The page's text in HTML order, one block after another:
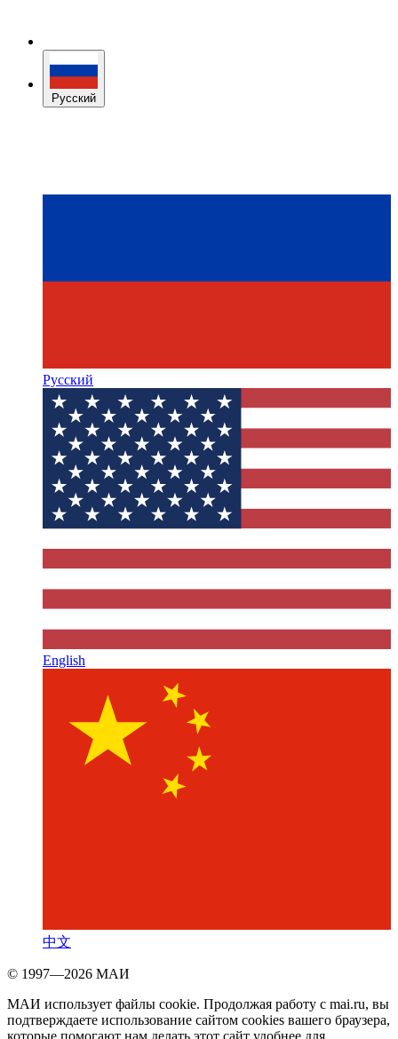
Русский
Русский
English
中文
© 1997—2026 МАИ
МАИ использует файлы cookie. Продолжая работу с mai.ru, вы
подтверждаете использование сайтом cookies вашего браузера,
которые помогают нам делать этот сайт удобнее для